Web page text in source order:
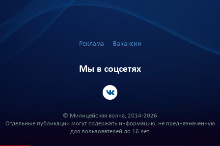
Реклама Вакансии
Мы в соцсетях
© Милицейская волна, 2014-2026
Отдельные публикации могут содержать информацию, не предназначенную
для пользователей до 16 лет.